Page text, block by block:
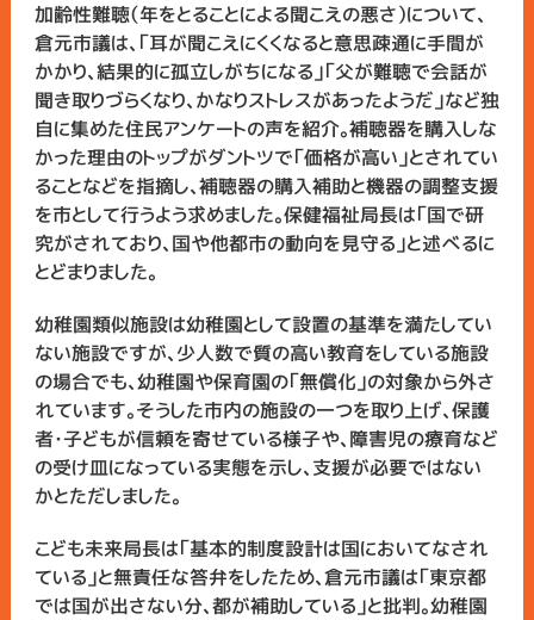
加齢性難聴（年をとることによる聞こえの悪さ）について、
倉元市議は、「耳が聞こえにくくなると意思疎通に手間が
かかり、結果的に孤立しがちになる」「父が難聴で会話が
聞き取りづらくなり、かなりストレスがあったようだ」など独
自に集めた住民アンケートの声を紹介。補聴器を購入しな
かった理由のトップがダントツで「価格が高い」とされてい
ることなどを指摘し、補聴器の購入補助と機器の調整支援
を市として行うよう求めました。保健福祉局長は「国で研
究がされており、国や他都市の動向を見守る」と述べるに
とどまりました。
幼稚園類似施設は幼稚園として設置の基準を満たしてい
ない施設ですが、少人数で質の高い教育をしている施設
の場合でも、幼稚園や保育園の「無償化」の対象から外さ
れています。そうした市内の施設の一つを取り上げ、保護
者・子どもが信頼を寄せている様子や、障害児の療育など
の受け皿になっている実態を示し、支援が必要ではない
かとただしました。
こども未来局長は「基本的制度設計は国においてなされ
ている」と無責任な答弁をしたため、倉元市議は「東京都
では国が出さない分、都が補助している」と批判。幼稚園